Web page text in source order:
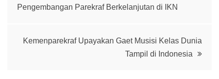
navigation
Pengembangan Parekraf Berkelanjutan di IKN
Kemenparekraf Upayakan Gaet Musisi Kelas Dunia
Tampil di Indonesia